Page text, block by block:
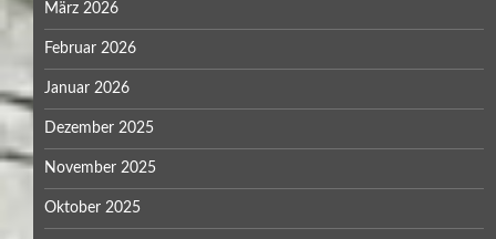
März 2026
Februar 2026
Januar 2026
Dezember 2025
November 2025
Oktober 2025